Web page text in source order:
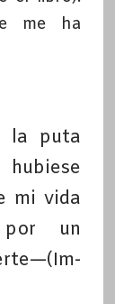
me ha
puta
mi vida
por un